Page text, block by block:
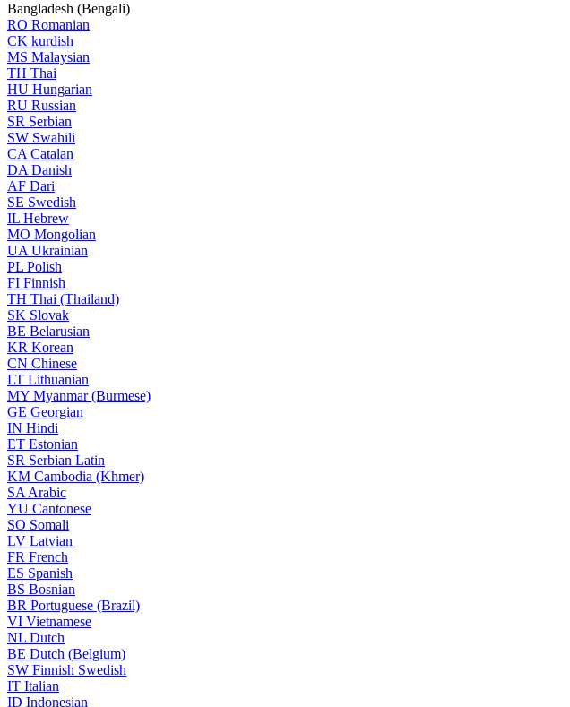
Bangladesh (Bengali)
RO Romanian
CK kurdish
MS Malaysian
TH Thai
HU Hungarian
RU Russian
SR Serbian
SW Swahili
CA Catalan
DA Danish
AF Dari
SE Swedish
IL Hebrew
MO Mongolian
UA Ukrainian
PL Polish
FI Finnish
TH Thai (Thailand)
SK Slovak
BE Belarusian
KR Korean
CN Chinese
LT Lithuanian
MY Myanmar (Burmese)
GE Georgian
IN Hindi
ET Estonian
SR Serbian Latin
KM Cambodia (Khmer)
SA Arabic
YU Cantonese
SO Somali
LV Latvian
FR French
ES Spanish
BS Bosnian
BR Portuguese (Brazil)
VI Vietnamese
NL Dutch
BE Dutch (Belgium)
SW Finnish Swedish
IT Italian
ID Indonesian